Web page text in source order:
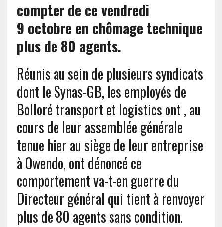
compter de ce vendredi
9 octobre en chômage technique
plus de 80 agents.
Réunis au sein de plusieurs syndicats
dont le Synas-GB, les employés de
Bolloré transport et logistics ont , au
cours de leur assemblée générale
tenue hier au siège de leur entreprise
à Owendo, ont dénoncé ce
comportement va-t-en guerre du
Directeur général qui tient à renvoyer
plus de 80 agents sans condition.